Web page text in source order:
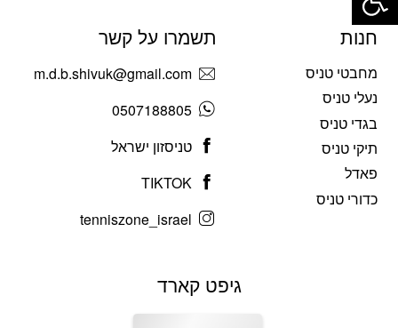
חנות
מחבטי טניס
נעלי טניס
בגדי טניס
תיקי טניס
פאדל
כדורי טניס
תשמרו על קשר
m.d.b.shivuk@gmail.com
0507188805
טניסזון ישראל
TIKTOK
tenniszone_israel
גיפט קארד